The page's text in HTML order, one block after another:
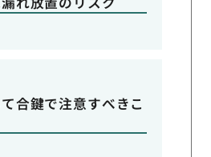
合鍵で注意すべきこ